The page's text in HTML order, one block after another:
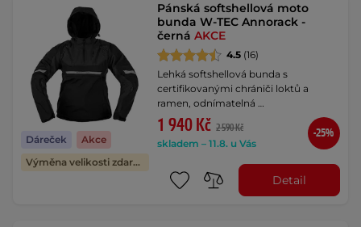
Dáreček
Akce
Výměna velikosti zdarma
Pánská softshellová moto
bunda W-TEC Annorack -
černáAKCE
4.5 (16)
Lehká softshellová bunda s
certifikovanými chrániči loktů a
ramen, odnímatelná …
1 940 Kč 2 590 Kč
skladem – 11.8. u Vás
-25%
Detail